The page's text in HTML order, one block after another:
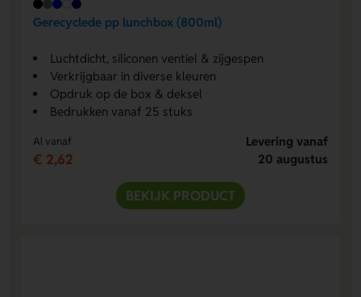
Gerecyclede pp lunchbox (800ml)
Luchtdicht, siliconen ventiel & zijgespen
Verkrijgbaar in diverse kleuren
Opdruk op de box & deksel
Bedrukken vanaf 25 stuks
Al vanaf
€ 2,62
Levering vanaf
20 augustus
BEKIJK PRODUCT